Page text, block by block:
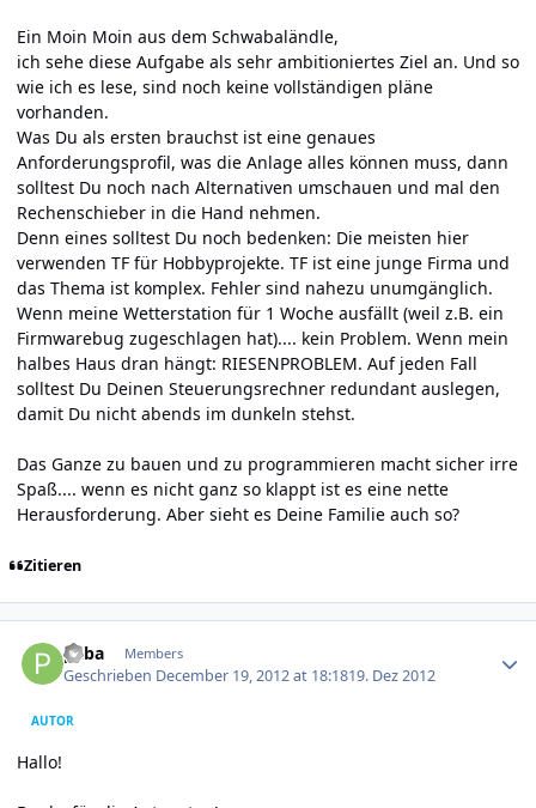
Ein Moin Moin aus dem Schwabaländle,
ich sehe diese Aufgabe als sehr ambitioniertes Ziel an. Und so
wie ich es lese, sind noch keine vollständigen pläne
vorhanden.
Was Du als ersten brauchst ist eine genaues
Anforderungsprofil, was die Anlage alles können muss, dann
solltest Du noch nach Alternativen umschauen und mal den
Rechenschieber in die Hand nehmen.
Denn eines solltest Du noch bedenken: Die meisten hier
verwenden TF für Hobbyprojekte. TF ist eine junge Firma und
das Thema ist komplex. Fehler sind nahezu unumgänglich.
Wenn meine Wetterstation für 1 Woche ausfällt (weil z.B. ein
Firmwarebug zugeschlagen hat).... kein Problem. Wenn mein
halbes Haus dran hängt: RIESENPROBLEM. Auf jeden Fall
solltest Du Deinen Steuerungsrechner redundant auslegen,
damit Du nicht abends im dunkeln stehst.
Das Ganze zu bauen und zu programmieren macht sicher irre
Spaß.... wenn es nicht ganz so klappt ist es eine nette
Herausforderung. Aber sieht es Deine Familie auch so?
Zitieren
paba Members
Geschrieben December 19, 2012 at 18:1819. Dez 2012
AUTOR
Hallo!